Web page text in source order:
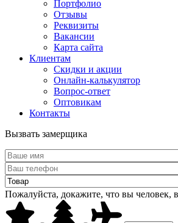
Портфолио
Отзывы
Реквизиты
Вакансии
Карта сайта
Клиентам
Скидки и акции
Онлайн-калькулятор
Вопрос-ответ
Оптовикам
Контакты
Вызвать замерщика
Пожалуйста, докажите, что вы человек,